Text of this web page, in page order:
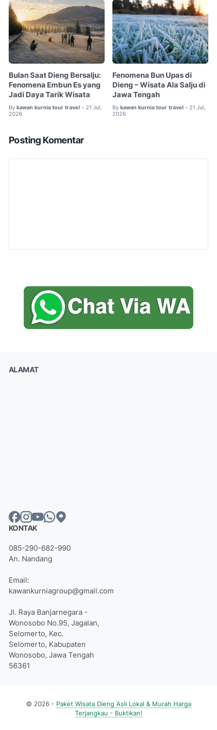
Bulan Saat Dieng Bersalju:
Fenomena Embun Es yang
Jadi Daya Tarik Wisata
By kawan kurnia tour travel • 21 Jul,
2026
Fenomena Bun Upas di
Dieng – Wisata Ala Salju di
Jawa Tengah
By kawan kurnia tour travel • 21 Jul,
2026
Posting Komentar
ALAMAT
KONTAK
085-290-682-990
An. Nandang
Email:
kawankurniagroup@gmail.com
Jl. Raya Banjarnegara -
Wonosobo No.95, Jagalan,
Selomerto, Kec.
Selomerto, Kabupaten
Wonosobo, Jawa Tengah
56361
© 2026 - Paket Wisata Dieng Asli Lokal & Murah Harga
Terjangkau - Buktikan!